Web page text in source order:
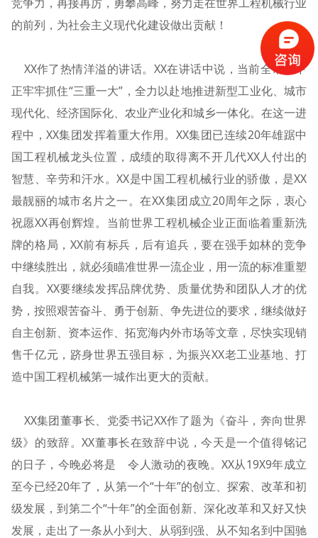
的前列，为社会主义现代化建设做出贡献！
XX作了热情洋溢的讲话。XX在讲话中说，当前全市上下
正牢牢抓住“三重一大”，全力以赴地推进新型工业化、城市
现代化、经济国际化、农业产业化和城乡一体化。在这一进
程中，XX集团发挥着重大作用。XX集团已连续20年雄踞中
国工程机械龙头位置，成绩的取得离不开几代XX人付出的
智慧、辛劳和汗水。XX是中国工程机械行业的骄傲，是XX
最靓丽的城市名片之一。在XX集团成立20周年之际，衷心
祝愿XX再创辉煌。当前世界工程机械企业正面临着重新洗
牌的格局，XX前有标兵，后有追兵，要在强手如林的竞争
中继续胜出，就必须瞄准世界一流企业，用一流的标准重塑
自我。XX要继续发挥品牌优势、质量优势和团队人才的优
势，按照艰苦奋斗、勇于创新、争先进位的要求，继续做好
自主创新、资本运作、拓宽海内外市场等文章，尽快实现销
售千亿元，跻身世界五强目标，为振兴XX老工业基地、打
造中国工程机械第一城作出更大的贡献。
XX集团董事长、党委书记XX作了题为《奋斗，奔向世界
级》的致辞。XX董事长在致辞中说，今天是一个值得铭记
的日子，今晚必将是 令人激动的夜晚。XX从19X9年成立
至今已经20年了，从第一个“十年”的创立、探索、改革和初
级发展，到第二个“十年”的全面创新、深化改革和又好又快
发展，走出了一条从小到大、从弱到强、从不知名到中国驰